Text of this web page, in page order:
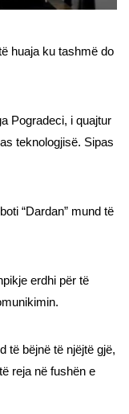
huaja ku tashmë do
Pogradeci, i quajtur
teknologjisë. Sipas
“Dardan” mund të
erdhi për të
të bëjnë të njëjtë gjë,
reja në fushën e